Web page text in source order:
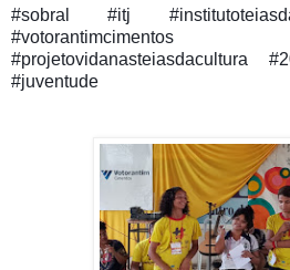
#sobral #itj
#projetovidanasteiasdacultura
#juventude